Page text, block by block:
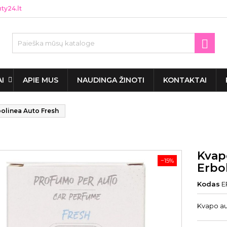

APIE MUS NAUDINGA ŽINOTI KONTAKTAI
Auto Fresh
−15%
Kodas
Kvapo